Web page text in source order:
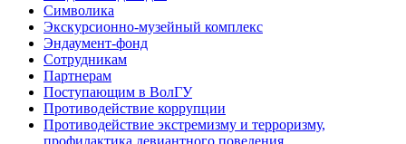
Символика
Экскурсионно-музейный комплекс
Эндаумент-фонд
Сотрудникам
Партнерам
Поступающим в ВолГУ
Противодействие коррупции
Противодействие экстремизму и терроризму,